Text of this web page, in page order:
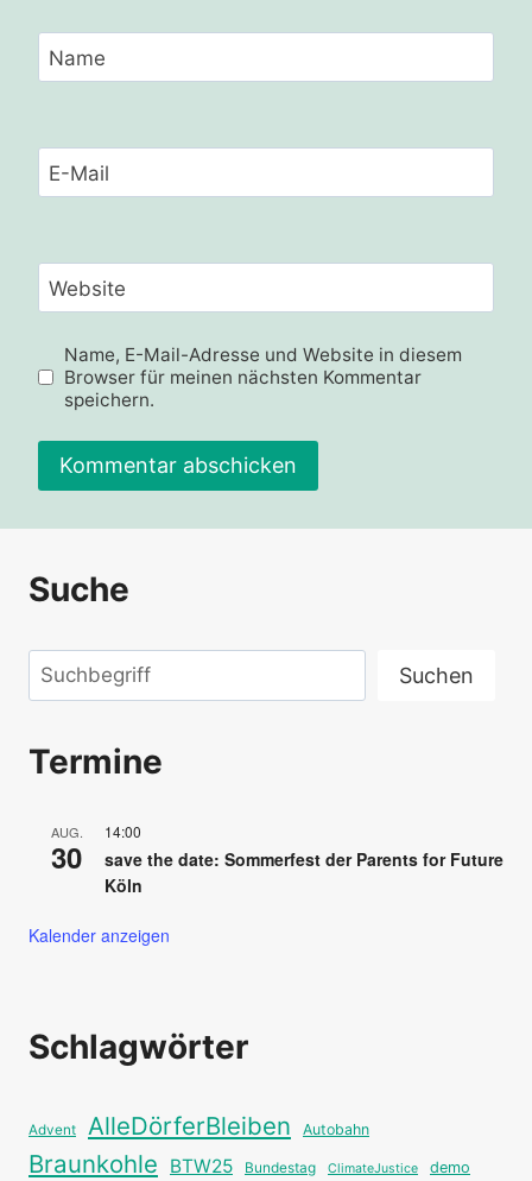
Name
E-Mail
Website
Name, E-Mail-Adresse und Website in diesem
Browser für meinen nächsten Kommentar
speichern.
Alternative:
Suche
Suchen Suchen
Termine
AUG.
30
14:00
save the date: Sommerfest der Parents for Future
Köln
Kalender anzeigen
Schlagwörter
Advent AlleDörferBleiben Autobahn
Braunkohle BTW25 Bundestag ClimateJustice demo